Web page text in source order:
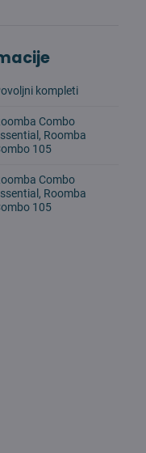
kompleti
Combo
Roomba
105
Combo
Roomba
105